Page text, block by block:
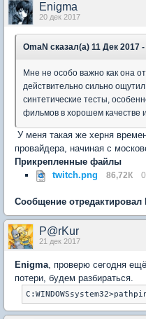
Enigma
20 дек 2017
OmaN сказал(а) 11 Дек 2017
Мне не особо важно как она
действительно сильно
синтетические тесты,
фильмов в хорошем качестве
У меня такая же херня
провайдера, начиная с
Прикрепленные файлы
twitch.png
86,72К
Сообщение отредактировал
P@rKur
21 дек 2017
Enigma, проверю сегодня
потери, будем разбираться.